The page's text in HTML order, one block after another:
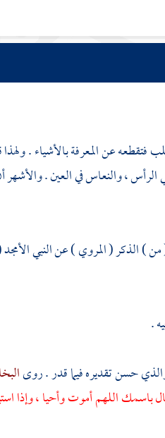
عن المعرفة بالأشياء .
الرأس ، والنعاس في العين .
) الذكر ( المروي ) عن النبي
.
حسن تقديره فيما قدر . روى
باسمك اللهم أموت وأحيا ، وإذا